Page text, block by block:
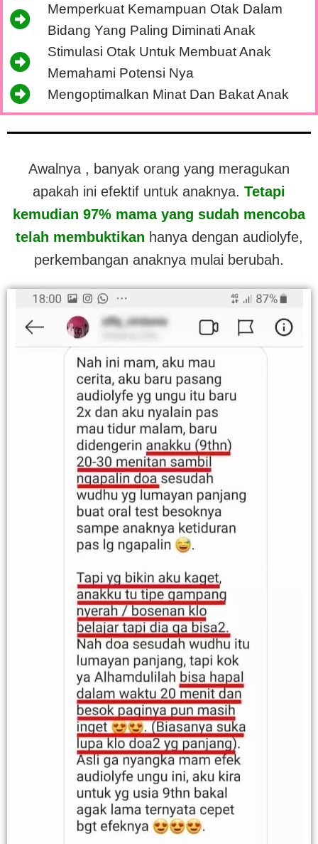
Memperkuat Kemampuan Otak Dalam
Bidang Yang Paling Diminati Anak
Stimulasi Otak Untuk Membuat Anak
Memahami Potensi Nya
Mengoptimalkan Minat Dan Bakat Anak
Awalnya , banyak orang yang meragukan
apakah ini efektif untuk anaknya. Tetapi
kemudian 97% mama yang sudah mencoba
telah membuktikan hanya dengan audiolyfe,
perkembangan anaknya mulai berubah.